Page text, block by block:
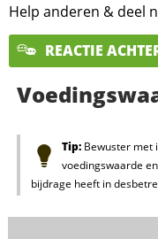
Help anderen & deel
REACTIE
Tip:Bewuster met
voedingswaarde
bijdrage heeft in